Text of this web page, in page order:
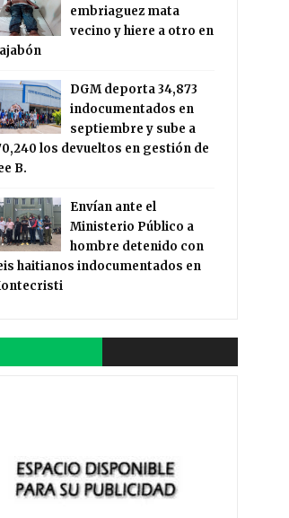
embriaguez mata
vecino y hiere a otro en
DGM deporta 34,873
indocumentados en
septiembre y sube a
los devueltos en gestión de
B.
Envían ante el
Ministerio Público a
hombre detenido con
haitianos indocumentados en